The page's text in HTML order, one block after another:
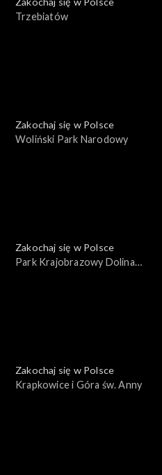
Trzebiatów
Zakochaj się w Polsce
Woliński Park Narodowy
Zakochaj się w Polsce
Park Krajobrazowy Dolina
Zakochaj się w Polsce
Krapkowice i Góra św. Anny